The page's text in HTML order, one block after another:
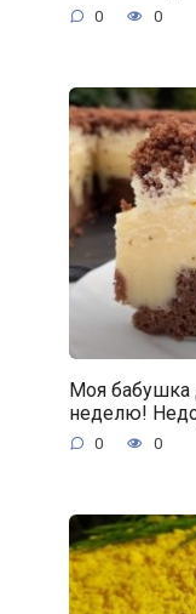
0 0
Моя бабушка
неделю!
0 0